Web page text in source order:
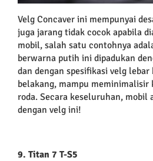
Velg Concaver ini mempunyai
juga jarang tidak cocok apabila
mobil, salah satu contohnya
berwarna putih ini dipadukan
dan dengan spesifikasi velg lebar
belakang, mampu meminimalisir
roda. Secara keseluruhan, mobil
dengan velg ini!
9. Titan 7 T-S5